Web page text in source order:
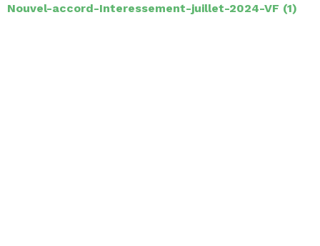
Nouvel-accord-Interessement-juillet-2024-VF (1)